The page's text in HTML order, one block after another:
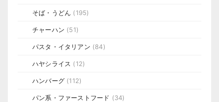
そば・うどん (195)
チャーハン (51)
パスタ・イタリアン (84)
ハヤシライス (12)
ハンバーグ (112)
パン系・ファーストフード (34)